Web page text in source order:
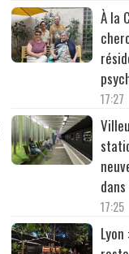
À la
17:27
17:25